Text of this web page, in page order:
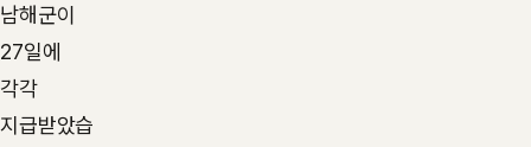
남해군이
27일에
각각
지급받았습